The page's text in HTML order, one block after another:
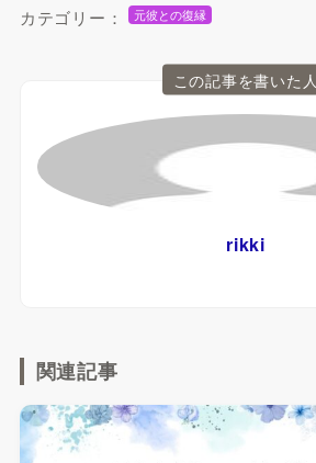
カテゴリー： 元彼との復縁
この記事を書いた人
rikki
関連記事